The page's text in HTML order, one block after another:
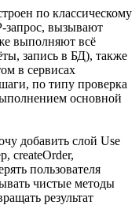
по классическому
вызывают
выполняют всё
запись в БД), также
в сервисах
по типу проверка
основной
добавить слой Use
createOrder,
пользователя
чистые методы
результат